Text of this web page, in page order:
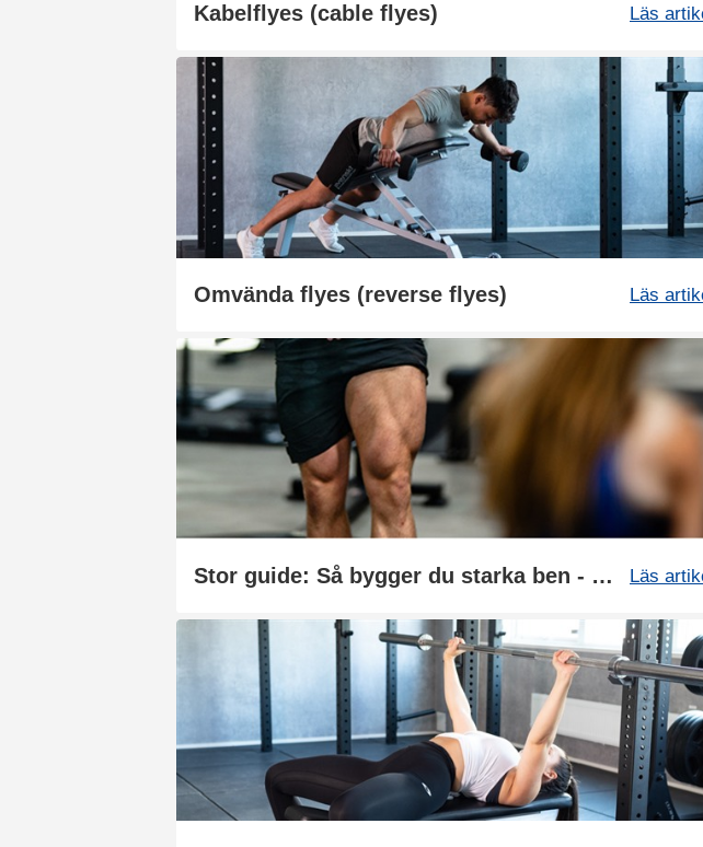
Kabelflyes (cable flyes) Läs
Omvända flyes (reverse flyes) Läs
Stor guide: Så bygger du starka ben - övningar och träningsprogram Läs